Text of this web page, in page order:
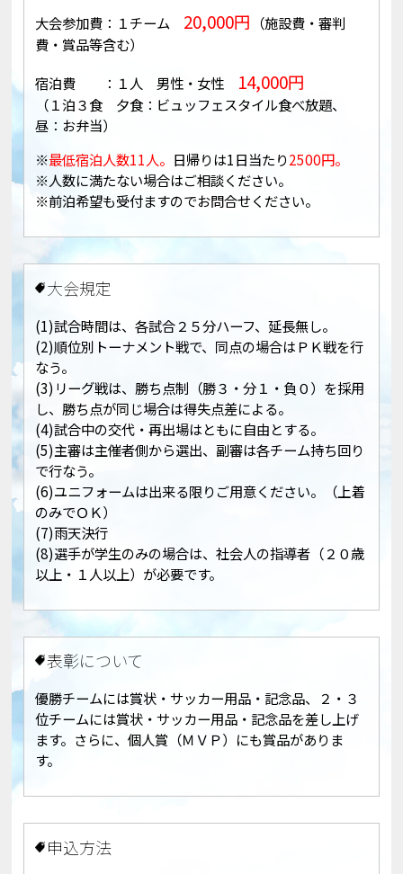
大会参加費：１チーム 20,000円 （施設費・審判
費・賞品等含む）
宿泊費 ：１人 男性・女性 14,000円
（１泊３食 夕食：ビュッフェスタイル食べ放題、
昼：お弁当）
※最低宿泊人数11人。 日帰りは1日当たり2500円。
※人数に満たない場合はご相談ください。
※前泊希望も受付ますのでお問合せください。
大会規定
(1)試合時間は、各試合２５分ハーフ、延長無し。
(2)順位別トーナメント戦で、同点の場合はＰＫ戦を行
なう。
(3)リーグ戦は、勝ち点制（勝３・分１・負０）を採用
し、勝ち点が同じ場合は得失点差による。
(4)試合中の交代・再出場はともに自由とする。
(5)主審は主催者側から選出、副審は各チーム持ち回り
で行なう。
(6)ユニフォームは出来る限りご用意ください。（上着
のみでＯＫ）
(7)雨天決行
(8)選手が学生のみの場合は、社会人の指導者（２０歳
以上・１人以上）が必要です。
表彰について
優勝チームには賞状・サッカー用品・記念品、２・３
位チームには賞状・サッカー用品・記念品を差し上げ
ます。さらに、個人賞（ＭＶＰ）にも賞品がありま
す。
申込方法